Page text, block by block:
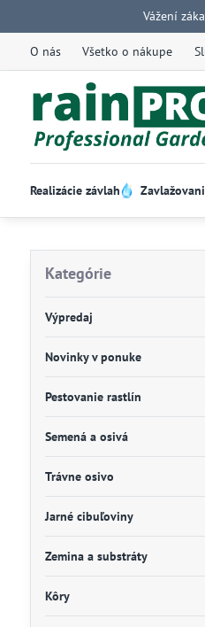
Vážení
O nás Všetko o nákupe
Realizácie závlah
Kategórie
Výpredaj
Novinky v ponuke
Pestovanie rastlín
Semená a osivá
Trávne osivo
Jarné cibuľoviny
Zemina a substráty
Kôry